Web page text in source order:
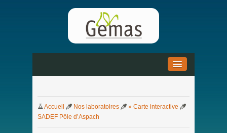
ACTUALITÉS
Accueil Nos laboratoires
» Carte interactive
SADEF Pô le d’Aspach